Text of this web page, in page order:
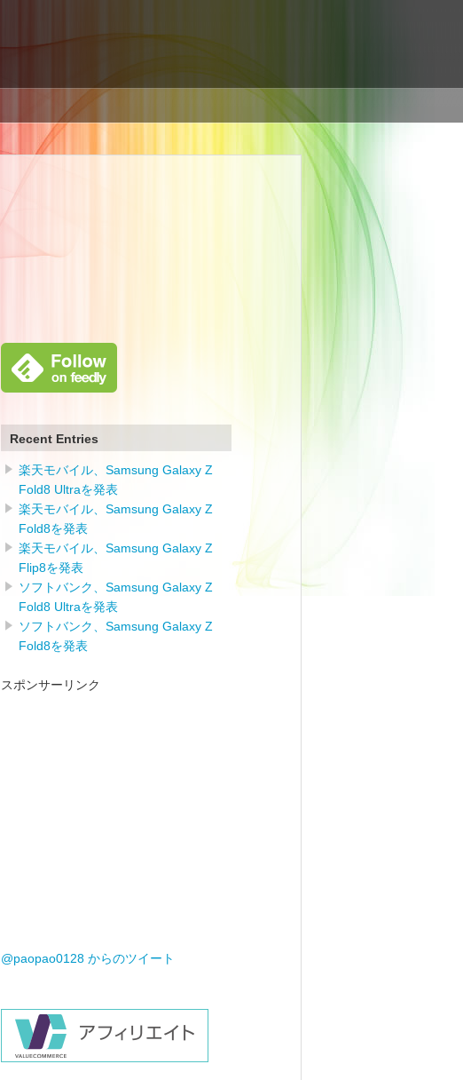
Recent Entries
楽天モバイル、Samsung Galaxy Z
Fold8 Ultraを発表
楽天モバイル、Samsung Galaxy Z
Fold8を発表
楽天モバイル、Samsung Galaxy Z
Flip8を発表
ソフトバンク、Samsung Galaxy Z
Fold8 Ultraを発表
ソフトバンク、Samsung Galaxy Z
Fold8を発表
スポンサーリンク
@paopao0128 からのツイート